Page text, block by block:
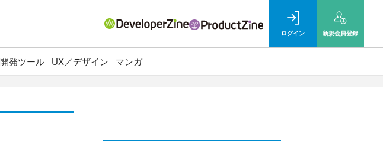
ログイン 新規会員登録
開発ツール UX／デザイン マンガ